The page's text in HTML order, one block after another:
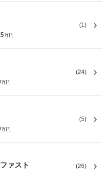
万円
(1)
万円
(24)
万円
(5)
ァスト (26)